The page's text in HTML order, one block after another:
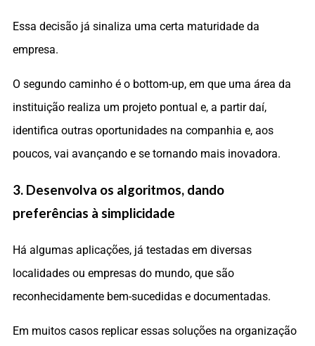
Essa decisão já sinaliza uma certa maturidade da
empresa.
O segundo caminho é o bottom-up, em que uma área da
instituição realiza um projeto pontual e, a partir daí,
identifica outras oportunidades na companhia e, aos
poucos, vai avançando e se tornando mais inovadora.
3. Desenvolva os algoritmos, dando
preferências à simplicidade
Há algumas aplicações, já testadas em diversas
localidades ou empresas do mundo, que são
reconhecidamente bem-sucedidas e documentadas.
Em muitos casos replicar essas soluções na organização